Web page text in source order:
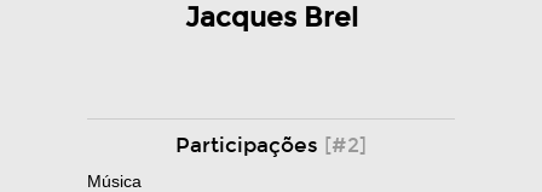
Jacques Brel
Participações [#2]
Música